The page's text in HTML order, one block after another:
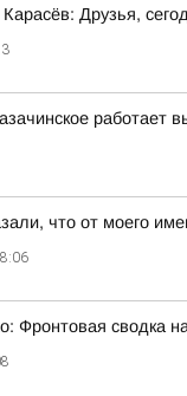
Друзья,
работает
что от моего
Фронтовая сводка